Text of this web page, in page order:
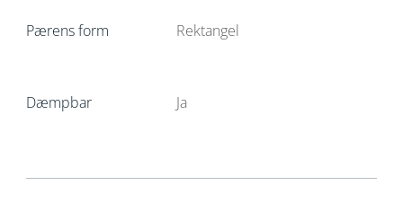
Pærens form Rektangel
Dæmpbar Ja